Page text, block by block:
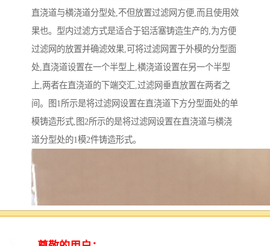
直浇道与横浇道分型处,不但放置过滤网方便,而且使用效
果也。型内过滤方式是适合于铝活塞铸造生产的,为方便
过滤网的放置并确滤效果,可将过滤网置于外模的分型面
处,直浇道设置在一个半型上,横浇道设置在另一个半型
上,两者在直浇道的下端交汇,过滤网垂直放置在两者之
间。图1所示是将过滤网设置在直浇道下方分型面处的单
模铸造形式,图2所示的是将过滤网设置在直浇道与横浇
道分型处的1模2件铸造形式。